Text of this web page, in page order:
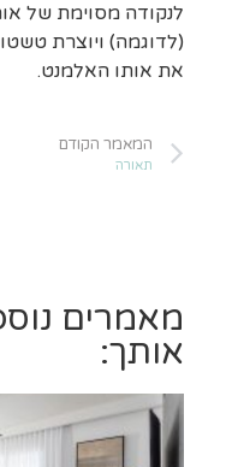
לנקודה מסוימת של
(לדוגמה) ויוצרת
את אותו האלמנט.
המאמר הקודם
תאורה
מאמרים
אותך: